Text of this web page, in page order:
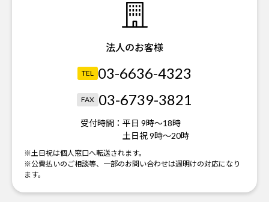
法人のお客様
TEL 03-6636-4323
FAX 03-6739-3821
受付時間： 平日 9時～18時
土日祝 9時～20時
※土日祝は個人窓口へ転送されます。
※公費払いのご相談等、一部のお問い合わせは週明けの対応になり
ます。